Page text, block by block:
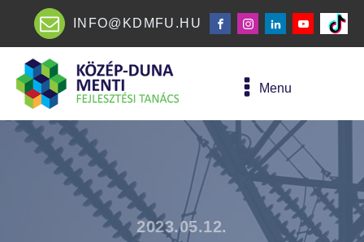
INFO@KDMFU.HU
Menu
2023.05.12.